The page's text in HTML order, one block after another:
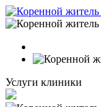
Услуги клиники